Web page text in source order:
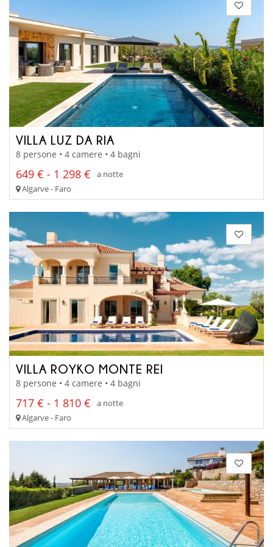
VILLA LUZ DA RIA
8 persone • 4 camere • 4 bagni
649 € - 1 298 €
a notte
Algarve - Faro
VILLA ROYKO MONTE REI
8 persone • 4 camere • 4 bagni
717 € - 1 810 €
a notte
Algarve - Faro